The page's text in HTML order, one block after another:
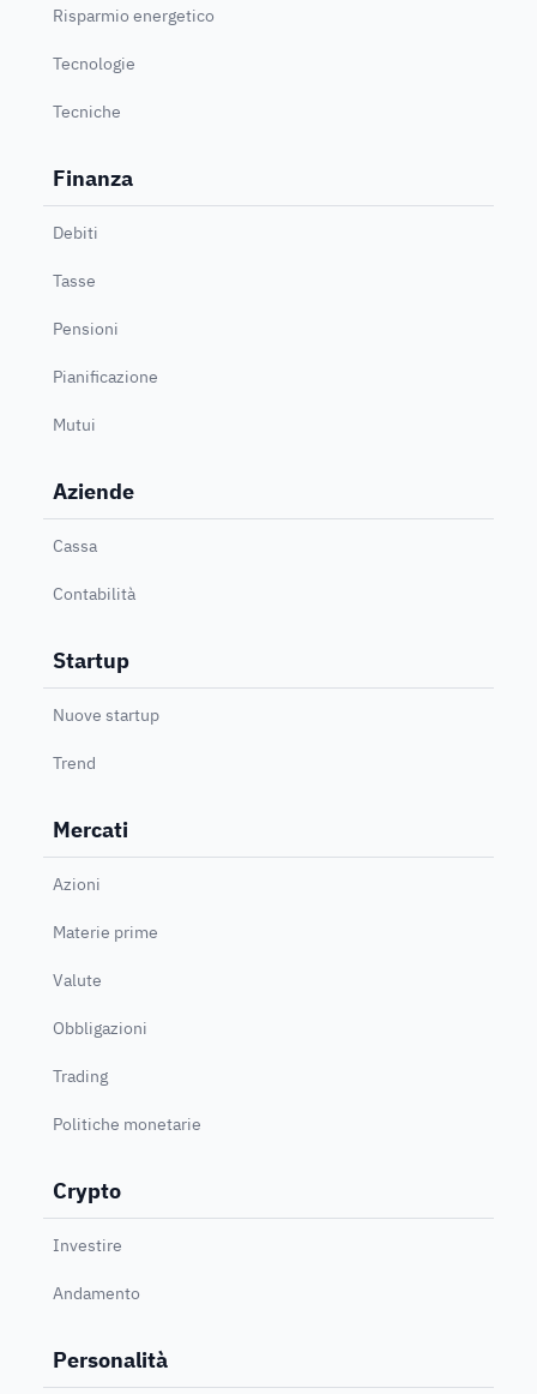
Risparmio energetico
Tecnologie
Tecniche
Finanza
Debiti
Tasse
Pensioni
Pianificazione
Mutui
Aziende
Cassa
Contabilità
Startup
Nuove startup
Trend
Mercati
Azioni
Materie prime
Valute
Obbligazioni
Trading
Politiche monetarie
Crypto
Investire
Andamento
Personalità